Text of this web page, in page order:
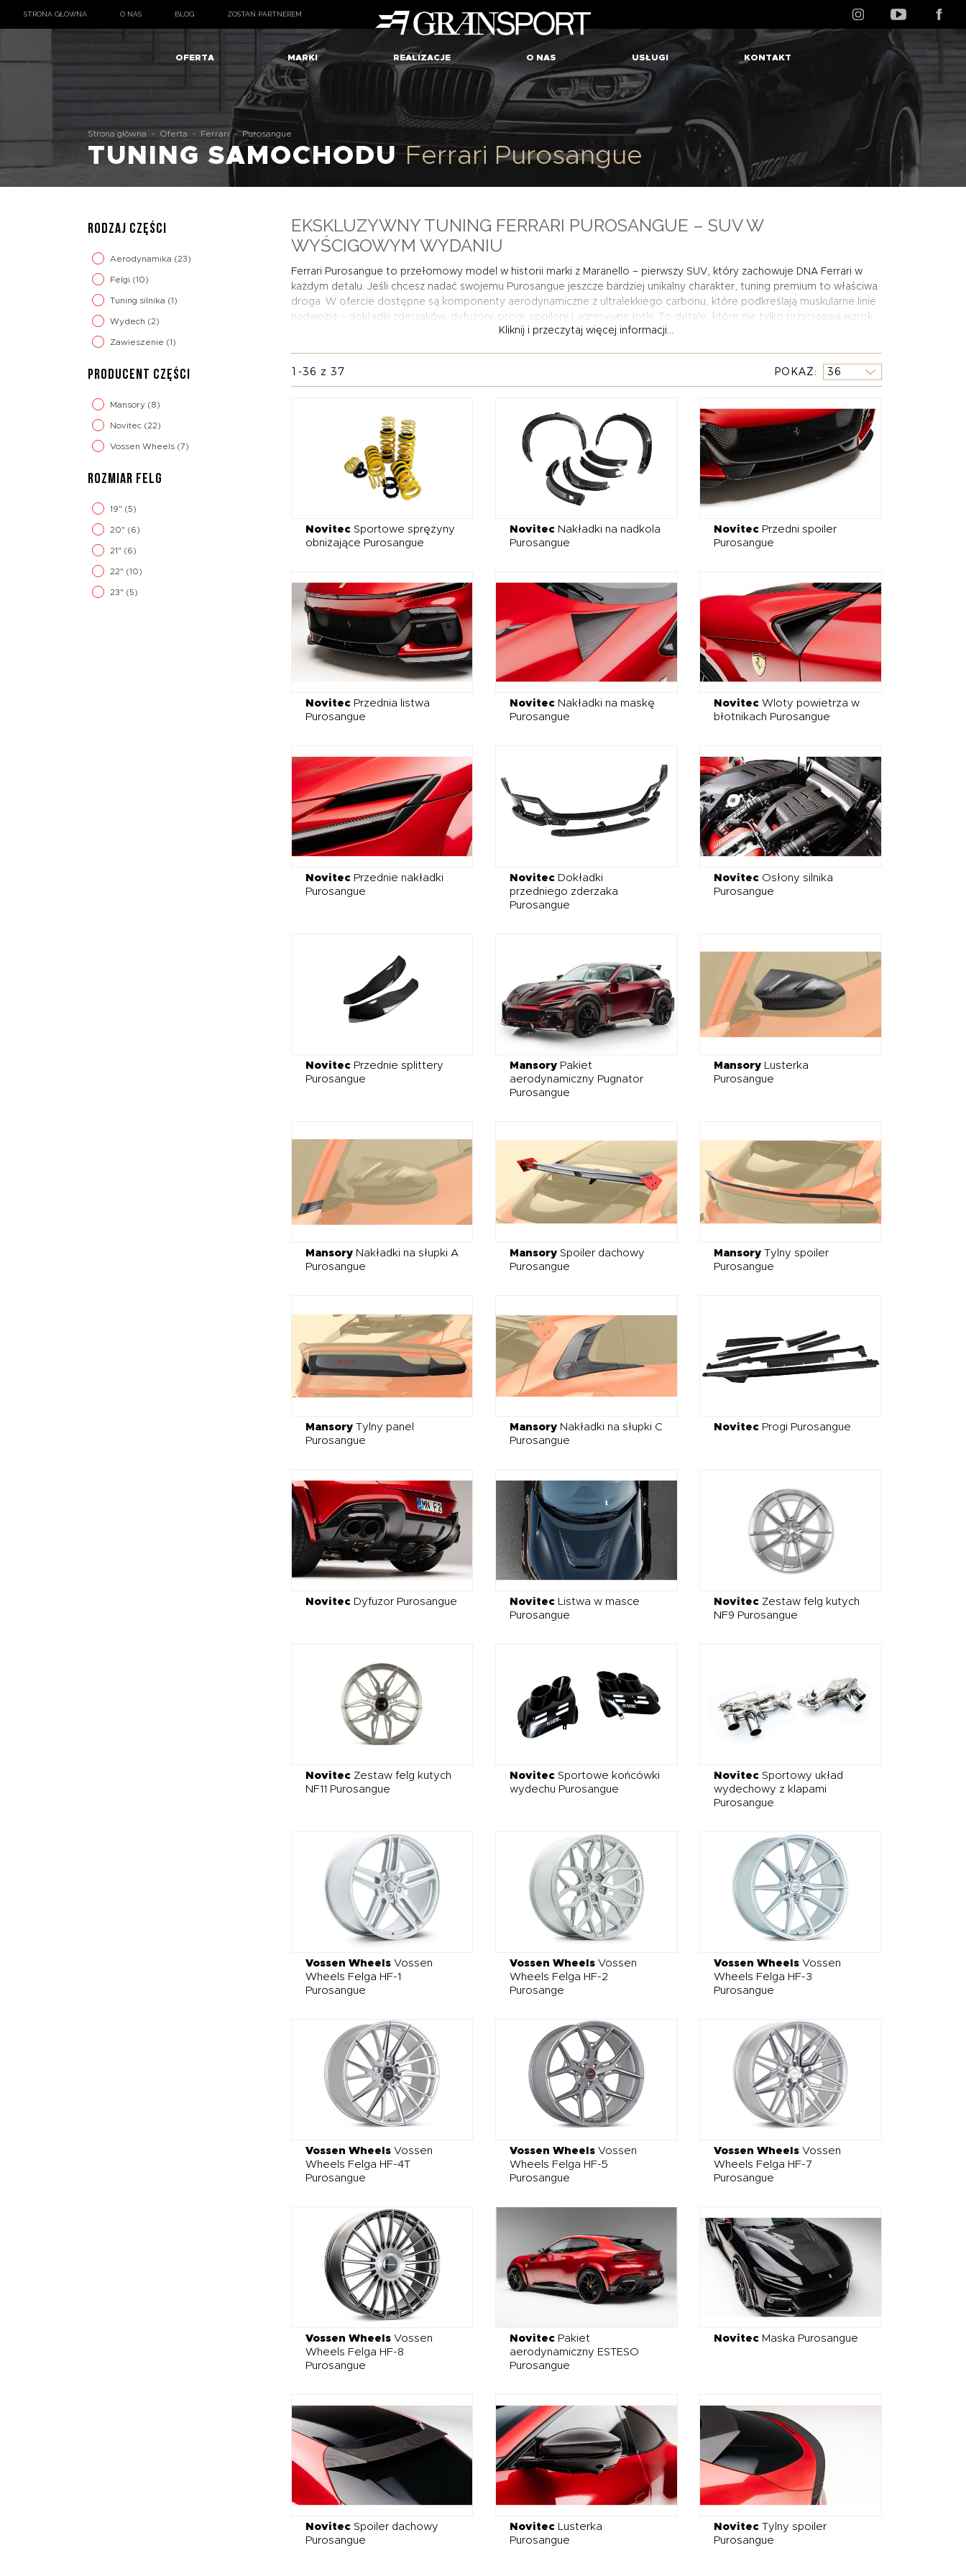
STRONA GŁÓWNA O NAS BLOG ZOSTAŃ PARTNEREM
OFERTA MARKI REALIZACJE O NAS USŁUGI KONTAKT
Strona główna - Oferta - Ferrari - Purosangue
TUNING SAMOCHODU Ferrari Purosangue
RODZAJ CZĘŚCI
Aerodynamika (23)
Felgi (10)
Tuning silnika (1)
Wydech (2)
Zawieszenie (1)
PRODUCENT CZĘŚCI
Mansory (8)
Novitec (22)
Vossen Wheels (7)
ROZMIAR FELG
19" (5)
20" (6)
21" (6)
22" (10)
23" (5)
EKSKLUZYWNY TUNING FERRARI PUROSANGUE – SUV W
WYŚCIGOWYM WYDANIU
Ferrari Purosangue to przełomowy model w historii marki z Maranello – pierwszy SUV, który zachowuje DNA Ferrari w
każdym detalu. Jeśli chcesz nadać swojemu Purosangue jeszcze bardziej unikalny charakter, tuning premium to właściwa
droga. W ofercie dostępne są komponenty aerodynamiczne z ultralekkiego carbonu, które podkreślają muskularne linie
nadwozia – dokładki zderzaków, dyfuzory, progi, spoilery i agresywne lotki. To detale, które nie tylko przyciągają wzrok,
ale również sprawiają, że auto prezentuje się jak SUV z torowym rodowodem. Tuning wizualny to propozycja dla tych,
Na szczególną uwagę zasługują także
o dużych średnicach, dostępne w wariantach indywidualnie dobieranych
– od takich marek jak Capristo czy Novitec – który wyzwala pełne brzmienie silnika
V12, a przy tym oferuje możliwość regulacji dźwięku. Całość może być uzupełniona sportowymzawieszeniemlub
systemem lift-up dla większej funkcjonalności w codziennej jeździe. Ferrari Purosangue po tuningu staje się nie tylko
ekskluzywnym SUV-em, ale manifestem stylu, mocy i indywidualizmu. W GRANSPORT oferujemy tylko topowe
rozwiązania – dla klientów, którzy nie godzą się na kompromisy.
Kliknij i przeczytaj więcej informacji...
1-36 z 37 POKAŻ
NovitecSportowe sprężyny
obniżające Purosangue
NovitecNakładki na nadkola
Purosangue
Novitec Przedni spoiler
Purosangue
NovitecPrzednia listwa
Purosangue
NovitecNakładki na maskę
Purosangue
Novitec Wloty powietrza w
błotnikach Purosangue
NovitecPrzednie nakładki
Purosangue
NovitecDokładki
przedniego zderzaka
Purosangue
Novitec Osłony silnika
Purosangue
NovitecPrzednie splittery
Purosangue
MansoryPakiet
aerodynamiczny Pugnator
Purosangue
Mansory Lusterka
Purosangue
MansoryNakładki na słupki A
Purosangue
MansorySpoiler dachowy
Purosangue
Mansory Tylny spoiler
Purosangue
MansoryTylny panel
Purosangue
MansoryNakładki na słupki C
Purosangue
Novitec Progi Purosangue
NovitecDyfuzor Purosangue NovitecListwa w masce
Purosangue
Novitec Zestaw felg kutych
NF9 Purosangue
NovitecZestaw felg kutych
NF11 Purosangue
NovitecSportowe końcówki
wydechu Purosangue
Novitec Sportowy układ
wydechowy z klapami
Purosangue
Vossen WheelsVossen
Wheels Felga HF-1
Purosangue
Vossen WheelsVossen
Wheels Felga HF-2
Purosange
Vossen Wheels Vossen
Wheels Felga HF-3
Purosangue
Vossen WheelsVossen
Wheels Felga HF-4T
Purosangue
Vossen WheelsVossen
Wheels Felga HF-5
Purosangue
Vossen Wheels Vossen
Wheels Felga HF-7
Purosangue
Vossen WheelsVossen
Wheels Felga HF-8
Purosangue
NovitecPakiet
aerodynamiczny ESTESO
Purosangue
Novitec Maska Purosangue
NovitecSpoiler dachowy
Purosangue
NovitecLusterka
Purosangue
Novitec Tylny spoiler
Purosangue